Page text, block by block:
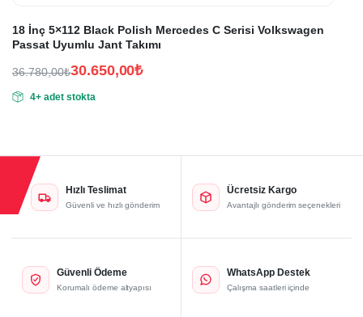
18 İnç 5×112 Black Polish Mercedes C Serisi Volkswagen
Passat Uyumlu Jant Takımı
36.780,00₺
fiyat:
30.650,00₺
andaki
4+ adet stokta
Hızlı Teslimat
Güvenli ve hızlı gönderim
Ücretsiz Kargo
Avantajlı gönderim seçenekleri
Güvenli Ödeme
Korumalı ödeme altyapısı
WhatsApp Destek
Çalışma saatleri içinde